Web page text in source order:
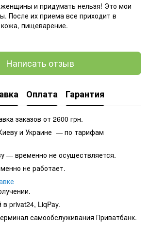
и придумать нельзя! Это мои
После их приема все приходит в
пищеварение.
Написать отзыв
Оплата Гарантия
заказов от 2600 грн.
и Украине — по тарифам
— временно не осуществляется.
не работает.
privat24, LiqPay.
самообслуживания Приватбанк.